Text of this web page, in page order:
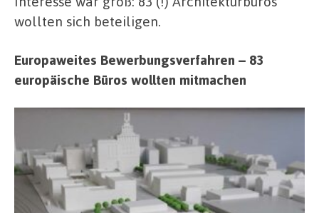
wollten sich beteiligen.
Europaweites Bewerbungsverfahren – 83
europäische Büros wollten mitmachen